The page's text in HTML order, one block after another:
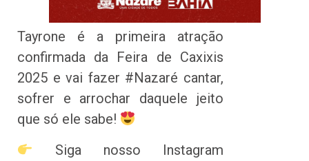
Tayrone é a primeira atração
confirmada da Feira de Caxixis
2025 e vai fazer #Nazaré cantar,
sofrer e arrochar daquele jeito
que só ele sabe!
Siga nosso Instagram